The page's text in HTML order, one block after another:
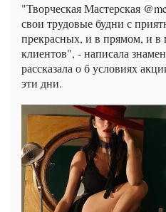
"Творческая Мастерская
свои трудовые будни с
прекрасных, и в прямом, и в
клиентов", - написала
рассказала о б условиях
эти дни.